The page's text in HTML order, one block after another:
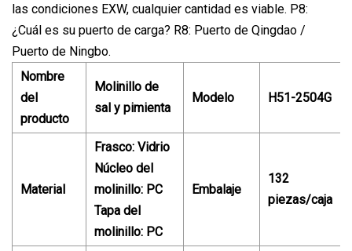
las condiciones EXW, cualquier cantidad es viable. P8:
¿Cuál es su puerto de carga? R8: Puerto de Qingdao /
Puerto de Ningbo.
Nombre
del
producto
Molinillo de
sal y pimienta
Modelo H51-2504G
Material
Frasco: Vidrio
Núcleo del
molinillo: PC
Tapa del
molinillo: PC
Embalaje
132
piezas/caja